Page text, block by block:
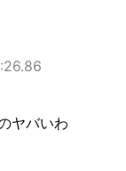
ヤバいわ